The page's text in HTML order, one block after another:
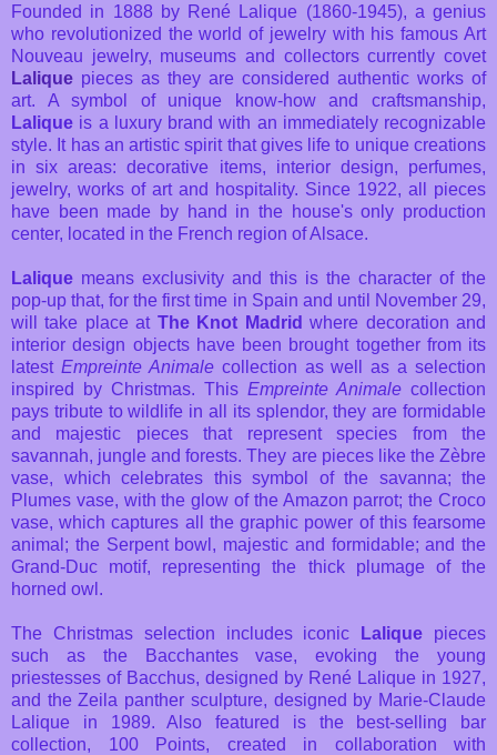
Founded in 1888 by René Lalique (1860-1945), a genius
who revolutionized the world of jewelry with his famous Art
Nouveau jewelry, museums and collectors currently covet
Lalique pieces as they are considered authentic works of
art. A symbol of unique know-how and craftsmanship,
Lalique is a luxury brand with an immediately recognizable
style. It has an artistic spirit that gives life to unique creations
in six areas: decorative items, interior design, perfumes,
jewelry, works of art and hospitality. Since 1922, all pieces
have been made by hand in the house's only production
center, located in the French region of Alsace.
Lalique means exclusivity and this is the character of the
pop-up that, for the first time in Spain and until November 29,
will take place at The Knot Madrid where decoration and
interior design objects have been brought together from its
latest Empreinte Animalecollection as well as a selection
inspired by Christmas. This Empreinte Animale collection
pays tribute to wildlife in all its splendor, they are formidable
and majestic pieces that represent species from the
savannah, jungle and forests. They are pieces like the Zèbre
vase, which celebrates this symbol of the savanna; the
Plumes vase, with the glow of the Amazon parrot; the Croco
vase, which captures all the graphic power of this fearsome
animal; the Serpent bowl, majestic and formidable; and the
Grand-Duc motif, representing the thick plumage of the
horned owl.
The Christmas selection includes iconic Lalique pieces
such as the Bacchantes vase, evoking the young
priestesses of Bacchus, designed by René Lalique in 1927,
and the Zeila panther sculpture, designed by Marie-Claude
Lalique in 1989. Also featured is the best-selling bar
collection, 100 Points, created in collaboration with